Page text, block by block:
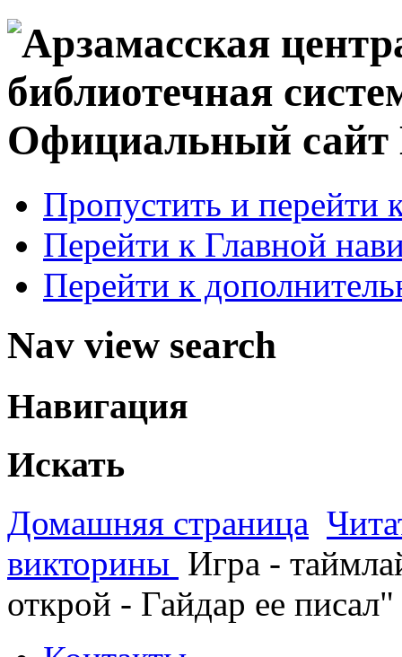
Официальный
Пропустить и перейти
Перейти к Главной
Перейти к
Nav view search
Навигация
Искать
Домашняя страница
викторины Игра -
открой - Гайдар ее писал"